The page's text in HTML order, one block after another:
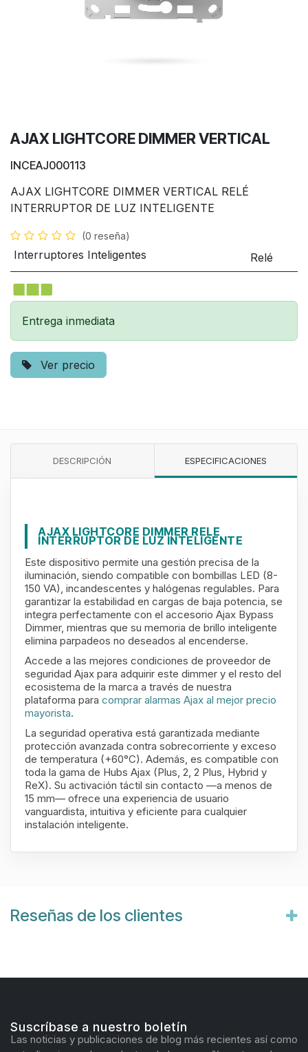
AJAX LIGHTCORE DIMMER VERTICAL
INCEAJ000113
AJAX LIGHTCORE DIMMER VERTICAL RELÉ
INTERRUPTOR DE LUZ INTELIGENTE
(0 reseña)
Interruptores Inteligentes Relé
Entrega inmediata
Ver precio
DESCRIPCIÓN ESPECIFICACIONES
AJAX LIGHTCORE DIMMER RELE
INTERRUPTOR DE LUZ INTELIGENTE
Este dispositivo permite una gestión precisa de la
iluminación, siendo compatible con bombillas LED (8-
150 VA), incandescentes y halógenas regulables. Para
garantizar la estabilidad en cargas de baja potencia, se
integra perfectamente con el accesorio Ajax Bypass
Dimmer, mientras que su memoria de brillo inteligente
elimina parpadeos no deseados al encenderse.
Accede a las mejores condiciones de proveedor de
seguridad Ajax para adquirir este dimmer y el resto del
ecosistema de la marca a través de nuestra
plataforma para comprar alarmas Ajax al mejor precio
mayorista.
La seguridad operativa está garantizada mediante
protección avanzada contra sobrecorriente y exceso
de temperatura (+60°C). Además, es compatible con
toda la gama de Hubs Ajax (Plus, 2, 2 Plus, Hybrid y
ReX). Su activación táctil sin contacto —a menos de
15 mm— ofrece una experiencia de usuario
vanguardista, intuitiva y eficiente para cualquier
instalación inteligente.
Reseñas de los clientes
Suscríbase a nuestro boletín
Las noticias y publicaciones de blog más recientes así como